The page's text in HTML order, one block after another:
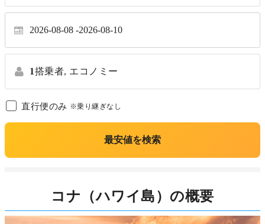
2026-08-08 2026-08-10
1搭乗者, エコノミー
直行便のみ ※乗り継ぎなし
最安値を検索
コナ（ハワイ島）の概要